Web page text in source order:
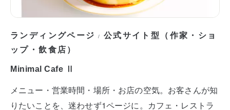
ランディングページ / 公式サイト型（作家・ショ
ップ・飲食店）
Minimal Cafe Ⅱ
メニュー・営業時間・場所・お店の空気。お客さんが知
りたいことを、迷わせず1ページに。カフェ・レストラ